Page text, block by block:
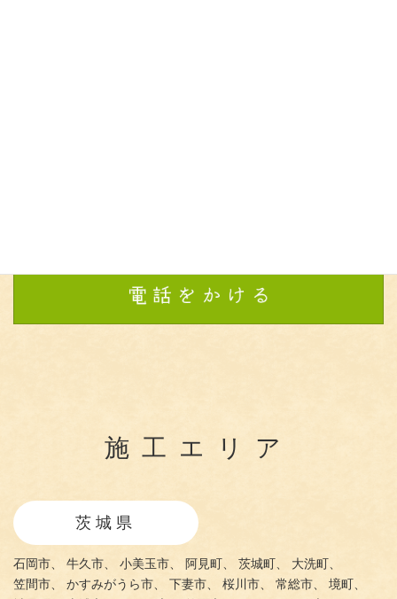
施工エリア
茨城県
石岡市、 牛久市、 小美玉市、 阿見町、 茨城町、
大洗町、
笠間市、
かすみがうら市、 下妻市、 桜川市、 常総市、
境町、